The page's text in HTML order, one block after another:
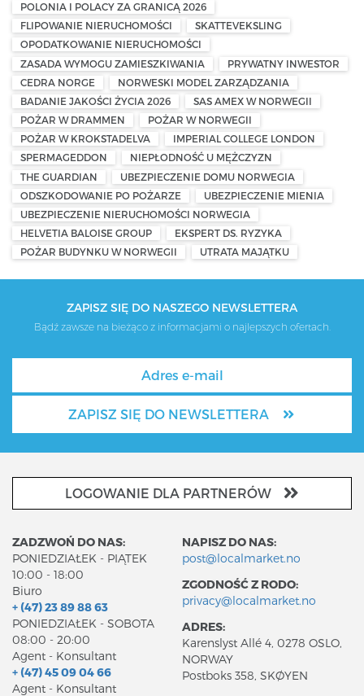
POLONIA I POLACY ZA GRANICĄ 2026
FLIPOWANIE NIERUCHOMOŚCI
SKATTEVEKSLING
OPODATKOWANIE NIERUCHOMOŚCI
ZASADA WYMOGU ZAMIESZKIWANIA
PRYWATNY INWESTOR
CEDRA NORGE
NORWESKI MODEL ZARZĄDZANIA
BADANIE JAKOŚCI ŻYCIA 2026
SAS AMEX W NORWEGII
POŻAR W DRAMMEN
POŻAR W NORWEGII
POŻAR W KROKSTADELVA
IMPERIAL COLLEGE LONDON
SPERMAGEDDON
NIEPŁODNOŚĆ U MĘŻCZYZN
THE GUARDIAN
UBEZPIECZENIE DOMU NORWEGIA
ODSZKODOWANIE PO POŻARZE
UBEZPIECZENIE MIENIA
UBEZPIECZENIE NIERUCHOMOŚCI NORWEGIA
HELVETIA BALOISE GROUP
EKSPERT DS. RYZYKA
POŻAR BUDYNKU W NORWEGII
UTRATA MAJĄTKU
ZAPISZ SIĘ DO NASZEGO NEWSLETTERA
Bądź zawsze na bieżąco z informacjami o najlepszych ofertach.
ZAPISZ SIĘ DO NEWSLETTERA
LOGOWANIE DLA PARTNERÓW
ZADZWOŃ DO NAS:
PONIEDZIAŁEK - PIĄTEK
10:00 - 18:00
Biuro
+ (47) 23 89 88 63
PONIEDZIAŁEK - SOBOTA
08:00 - 20:00
Agent - Konsultant
+ (47) 45 09 04 66
Agent - Konsultant
NAPISZ DO NAS:
post@localmarket.no
ZGODNOŚĆ Z RODO:
privacy@localmarket.no
ADRES:
Karenslyst Allé 4, 0278 OSLO,
NORWAY
Postboks 358, SKØYEN